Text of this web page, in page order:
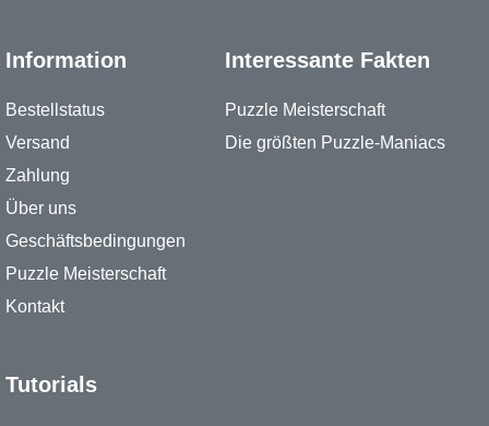
Information
Bestellstatus
Versand
Zahlung
Über uns
Geschäftsbedingungen
Puzzle Meisterschaft
Kontakt
Interessante Fakten
Puzzle Meisterschaft
Die größten Puzzle-Maniacs
Tutorials